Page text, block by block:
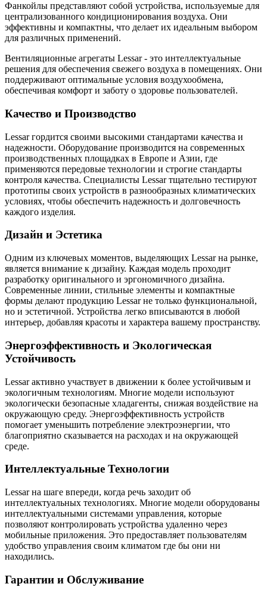
Фанкойлы представляют собой устройства, используемые для
централизованного кондиционирования воздуха. Они
эффективны и компактны, что делает их идеальным выбором
для различных применений.
Вентиляционные агрегаты Lessar - это интеллектуальные
решения для обеспечения свежего воздуха в помещениях. Они
поддерживают оптимальные условия воздухообмена,
обеспечивая комфорт и заботу о здоровье пользователей.
Качество и Производство
Lessar гордится своими высокими стандартами качества и
надежности. Оборудование производится на современных
производственных площадках в Европе и Азии, где
применяются передовые технологии и строгие стандарты
контроля качества. Специалисты Lessar тщательно тестируют
прототипы своих устройств в разнообразных климатических
условиях, чтобы обеспечить надежность и долговечность
каждого изделия.
Дизайн и Эстетика
Одним из ключевых моментов, выделяющих Lessar на рынке,
является внимание к дизайну. Каждая модель проходит
разработку оригинального и эргономичного дизайна.
Современные линии, стильные элементы и компактные
формы делают продукцию Lessar не только функциональной,
но и эстетичной. Устройства легко вписываются в любой
интерьер, добавляя красоты и характера вашему пространству.
Энергоэффективность и Экологическая
Устойчивость
Lessar активно участвует в движении к более устойчивым и
экологичным технологиям. Многие модели используют
экологически безопасные хладагенты, снижая воздействие на
окружающую среду. Энергоэффективность устройств
помогает уменьшить потребление электроэнергии, что
благоприятно сказывается на расходах и на окружающей
среде.
Интеллектуальные Технологии
Lessar на шаге впереди, когда речь заходит об
интеллектуальных технологиях. Многие модели оборудованы
интеллектуальными системами управления, которые
позволяют контролировать устройства удаленно через
мобильные приложения. Это предоставляет пользователям
удобство управления своим климатом где бы они ни
находились.
Гарантии и Обслуживание